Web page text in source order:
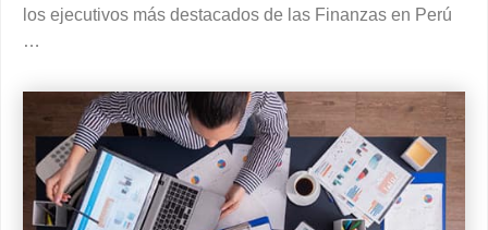
los ejecutivos más destacados de las Finanzas en Perú
…